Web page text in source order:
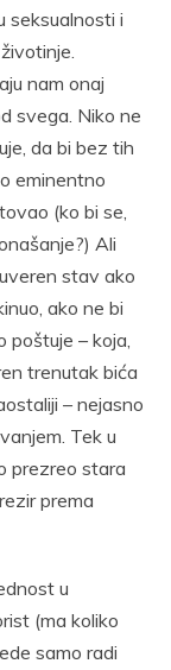
seksualnosti i
nam onaj
svega. Niko ne
da bi bez tih
eminentno
(ko bi se,
Ali
stav ako
ako ne bi
– koja,
trenutak bića
– nejasno
Tek u
prezreo stara
prema
u
(ma koliko
samo radi